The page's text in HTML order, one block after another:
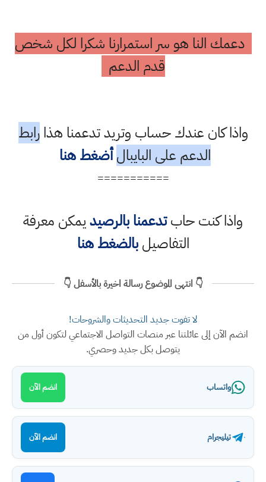
دعمك النا هو سر استمرارنا شكرا لكل شخص
قدم الدعم
واذا كان عندك حساب وتريد تدعمنا هذارابط
الدعم على البايبال أضغط هنا
===========
واذا كنت حابتدعمنا بالرصيديمكن معرفة
التفاصيلبالضغط هنا
👇 انتهى الموضوع رسالة اخيرة بالأسفل 👇
لا تفوت جديد التحديثات والشروحات!
انضم الآن إلى عائلتنا عبر منصات التواصل الاجتماعي لتكون أول من
يتوصل بكل جديد وحصري.
واتساب انضم الآن
تيليجرام انضم الآن